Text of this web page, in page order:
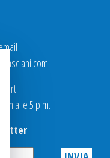
alle 5 p.m.